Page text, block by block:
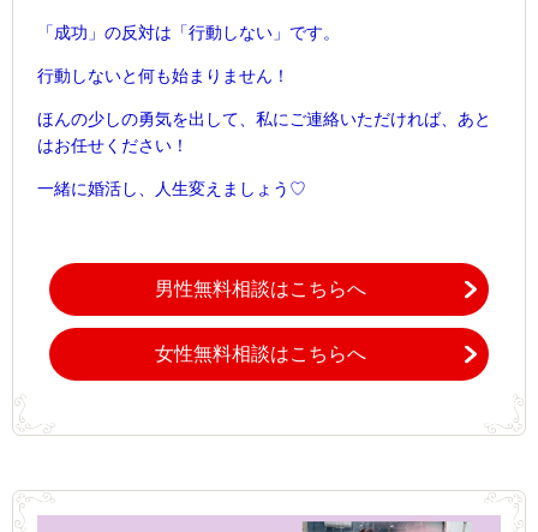
「成功」の反対は 「行動しない」です。
行動しないと何も始まりません！
ほんの少しの勇気を出して、 私にご連絡いただければ、あと
はお任せください！
一緒に婚活し、人生変えましょう♡
男性無料相談はこちらへ
女性無料相談はこちらへ